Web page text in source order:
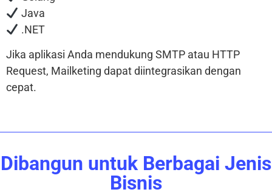
Java
.NET
Jika aplikasi Anda mendukung SMTP atau HTTP
Request, Mailketing dapat diintegrasikan dengan
cepat.
Dibangun untuk Berbagai Jenis
Bisnis